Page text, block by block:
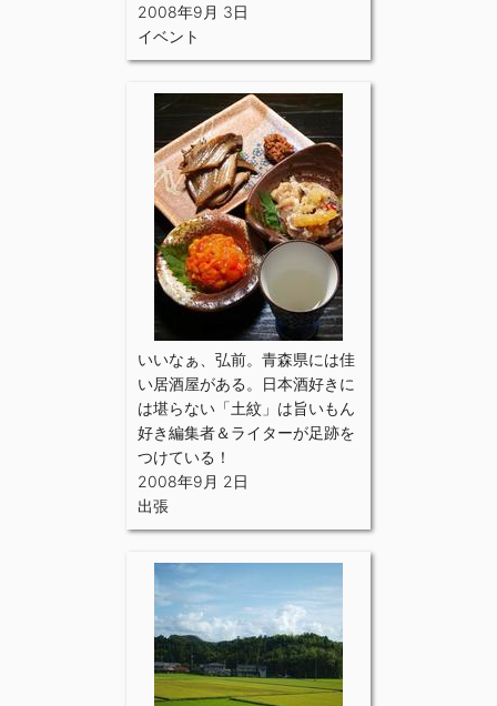
2008年9月 3日
イベント
いいなぁ、弘前。青森県には佳
い居酒屋がある。日本酒好きに
は堪らない「土紋」は旨いもん
好き編集者＆ライターが足跡を
つけている！
2008年9月 2日
出張